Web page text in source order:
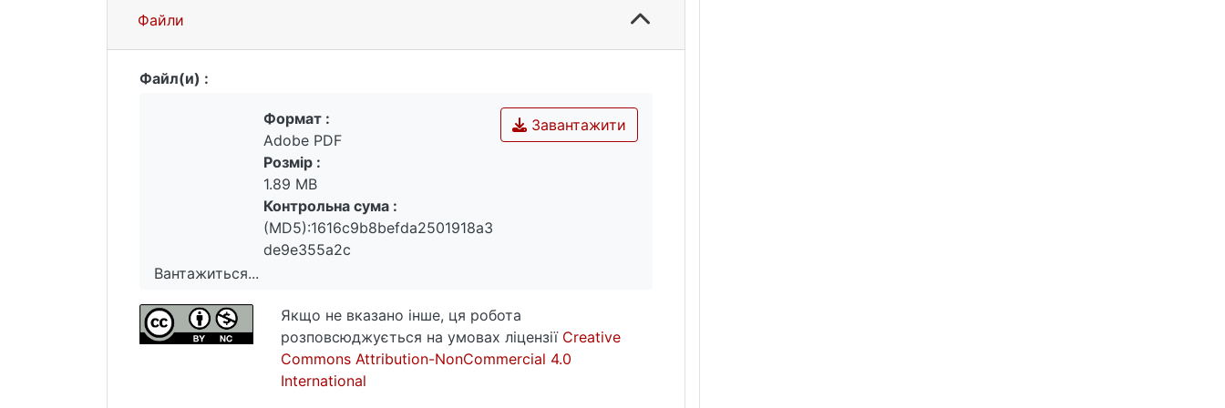
інтелекту, гнучкості мислення та навичок саморегуляції. Запропоновані техніки когнітивного рефреймінгу, усвідомленості
(mindfulness), планування, розвитку гнучкості мислення та соціальної активності можуть бути включені до програм
психопрофілактики та психологічного відновлення.
Файли
Файл(и) :
Вантажиться...
Вантажиться...
Завантажити
Формат :
Adobe PDF
Розмір :
1.89 MB
Контрольна сума :
(MD5):1616c9b8befda2501918a3
de9e355a2c
Якщо не вказано інше, ця робота
розповсюджується на умовах ліцензії Creative
Commons Attribution-NonCommercial 4.0
International